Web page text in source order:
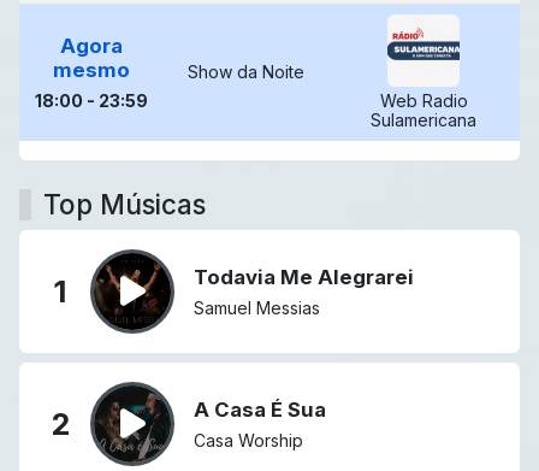
Agora
mesmo
18:00 - 23:59
Show da Noite
Web Radio
Sulamericana
Top Músicas
1 Todavia Me Alegrarei
Samuel Messias
2 A Casa É Sua
Casa Worship